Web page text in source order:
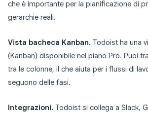
che è importante per la pianificazione di
gerarchie reali.
Vista bacheca Kanban. Todoist ha una
(Kanban) disponibile nel piano Pro. Puoi
tra le colonne, il che aiuta per i flussi di
seguono delle fasi.
Integrazioni. Todoist si collega a Slack,